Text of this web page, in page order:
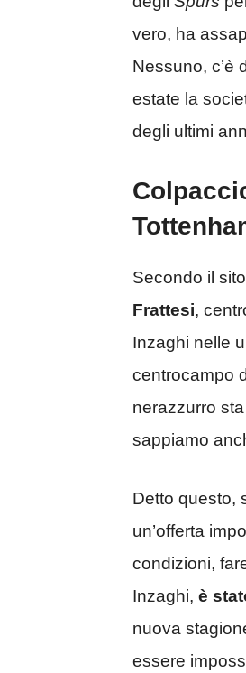
vero, ha
Nessuno, c’è
estate la
degli ultimi
Secondo il
Frattesi,
Inzaghi nelle
centrocampo
nerazzurro
sappiamo
Detto questo,
un’offerta
condizioni,
Inzaghi, è
nuova
essere